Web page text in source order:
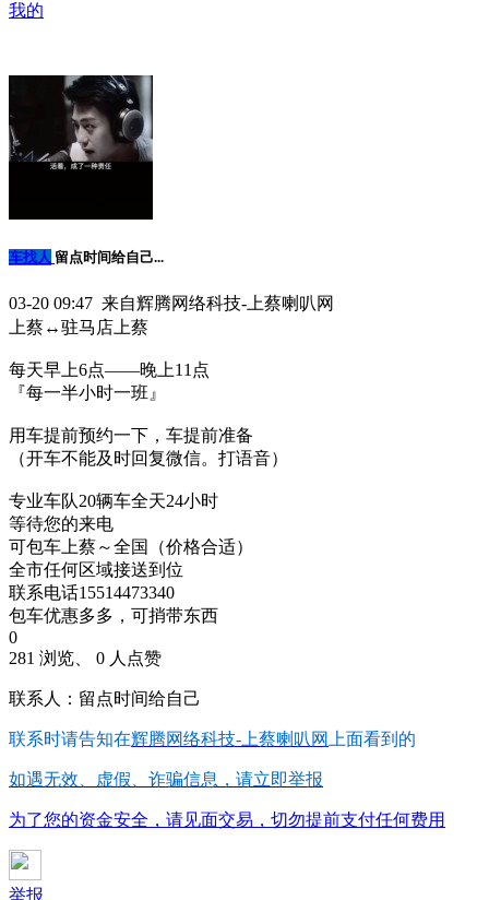
我的
车找人 留点时间给自己...
03-20 09:47 来自辉腾网络科技-上蔡喇叭网
上蔡↔️驻马店上蔡
每天早上6点——晚上11点
『每一半小时一班』
用车提前预约一下，车提前准备
（开车不能及时回复微信。打语音）
专业车队20辆车全天24小时
等待您的来电
可包车上蔡～全国（价格合适）
全市任何区域接送到位
联系电话15514473340
包车优惠多多，可捎带东西
0
281 浏览、 0 人点赞
联系人：留点时间给自己
联系时请告知在辉腾网络科技-上蔡喇叭网 上面看到的
如遇无效、虚假、诈骗信息，请立即举报
为了您的资金安全，请见面交易，切勿提前支付任何费用
举报